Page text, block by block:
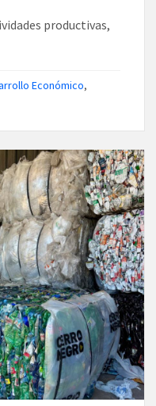
productivas,
Económico,